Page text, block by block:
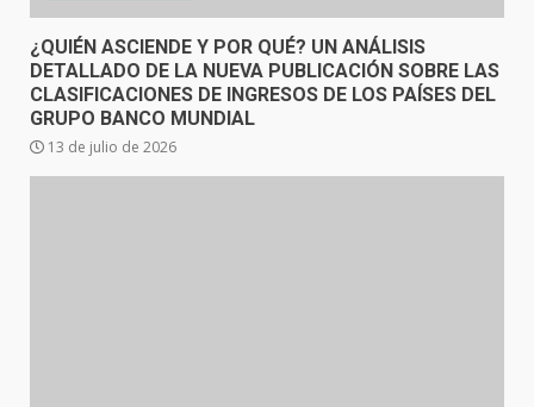
¿QUIÉN ASCIENDE Y POR QUÉ? UN ANÁLISIS
DETALLADO DE LA NUEVA PUBLICACIÓN SOBRE LAS
CLASIFICACIONES DE INGRESOS DE LOS PAÍSES DEL
GRUPO BANCO MUNDIAL
13 de julio de 2026